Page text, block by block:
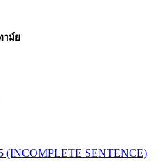
าม์ย
SENTENCE)